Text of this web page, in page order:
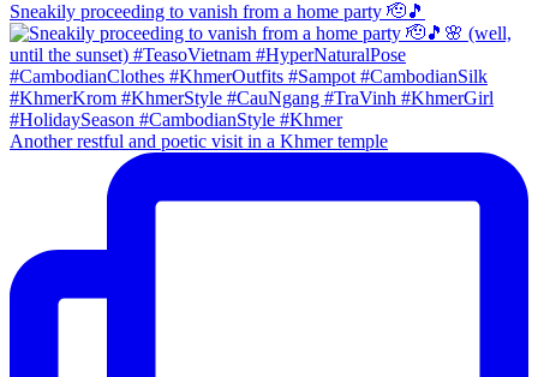
Sneakily proceeding to vanish from a home party 🫡🎵
Another restful and poetic visit in a Khmer temple